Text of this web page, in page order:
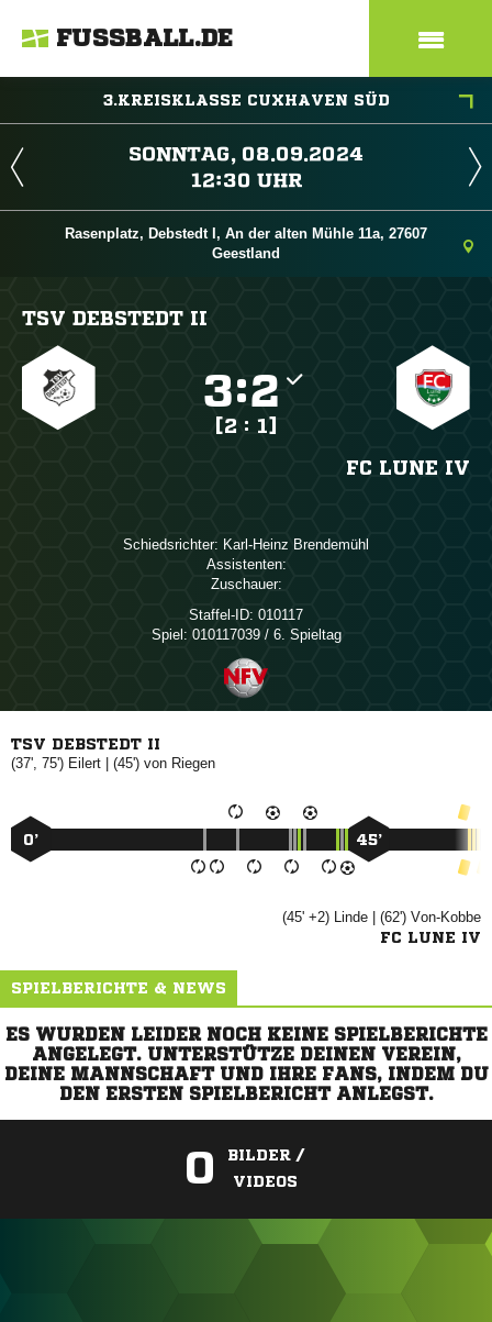
FUSSBALL.DE
3.KREISKLASSE CUXHAVEN SÜD
 
 
Rasenplatz, Debstedt I, An der alten Mühle 11a, 27607
Geestland
TSV DEBSTEDT II
:
[2 : 1]
FC LUNE IV
Schiedsrichter:  
Assistenten:
Zuschauer:
Staffel-ID: 010117
Spiel: 010117039 / 6. Spieltag
TSV DEBSTEDT II
(37', 75')  | (45')  
0’ 45’
(45' +2)  | (62') 
FC LUNE IV
SPIELBERICHTE & NEWS
ES WURDEN LEIDER NOCH KEINE SPIELBERICHTE
ANGELEGT. UNTERSTÜTZE DEINEN VEREIN,
DEINE MANNSCHAFT UND IHRE FANS, INDEM DU
DEN ERSTEN SPIELBERICHT ANLEGST.
0
BILDER /
VIDEOS